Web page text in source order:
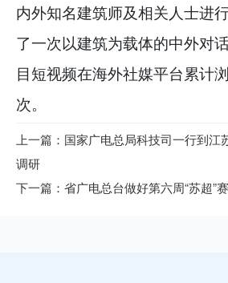
内外知名建筑师及相关人士进
了一次以建筑为载体的中外对
目短视频在海外社媒平台累计
次。
上一篇：国家广电总局科技司一行到江
调研
下一篇：省广电总台做好第六周“苏超”